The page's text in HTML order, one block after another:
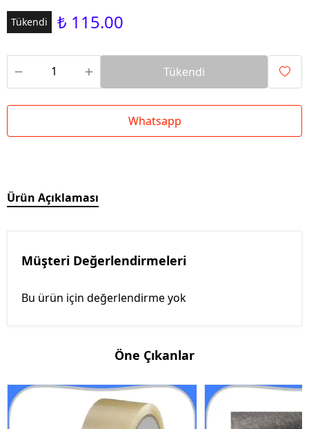
Tükendi ₺ 115.00
Tükendi
Whatsapp
Ürün Açıklaması
Müşteri Değerlendirmeleri
Bu ürün için değerlendirme yok
Öne Çıkanlar